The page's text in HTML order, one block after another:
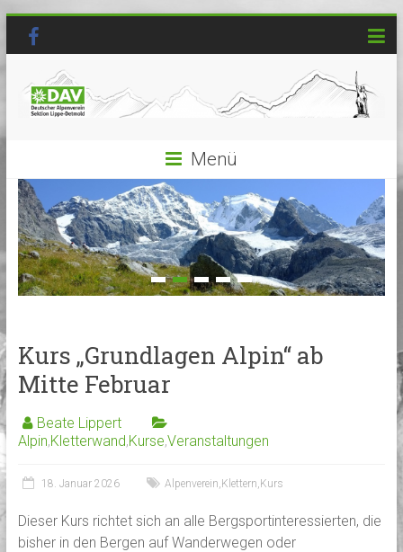
Menü
Kurs „Grundlagen Alpin“ ab
Mitte Februar
Beate Lippert
Alpin,Kletterwand,Kurse,Veranstaltungen
18. Januar 2026 Alpenverein Klettern Kurs
Dieser Kurs richtet sich an alle Bergsportinteressierten, die
bisher in den Bergen auf Wanderwegen oder